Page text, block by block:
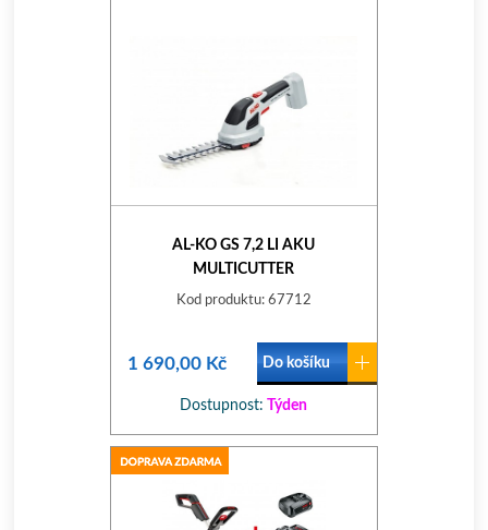
AL-KO GS 7,2 LI AKU
MULTICUTTER
Kod produktu: 67712
1 690,00 Kč Do košíku
Dostupnost: Týden